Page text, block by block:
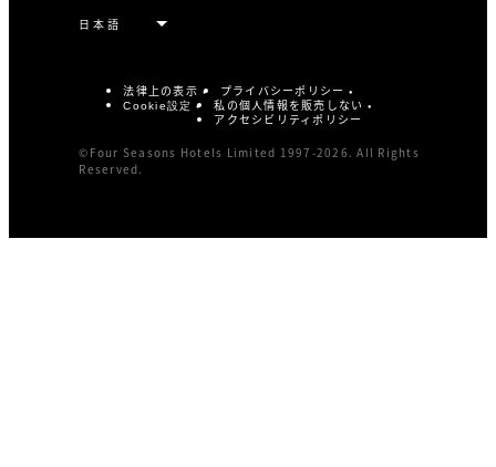
法律上の表示 プライバシーポリシー
Cookie設定
私の個人情報を販売しない
アクセシビリティポリシー
©Four Seasons Hotels Limited 1997-2026. All Rights
Reserved.